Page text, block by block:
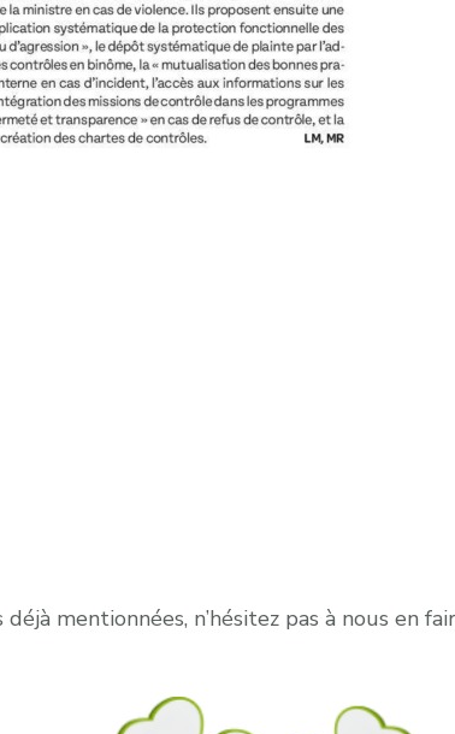
mentionnées, n’hésitez pas à nous en